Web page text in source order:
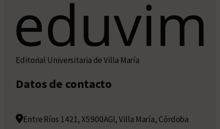
Editorial Universitaria de Villa María
Datos de contacto
Entre Ríos 1421, X5900AGI, Villa María, Córdoba